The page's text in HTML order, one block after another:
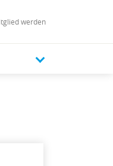
werden